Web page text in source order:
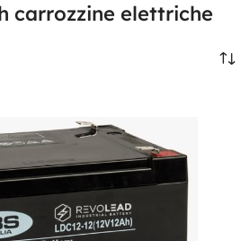
carrozzine elettriche